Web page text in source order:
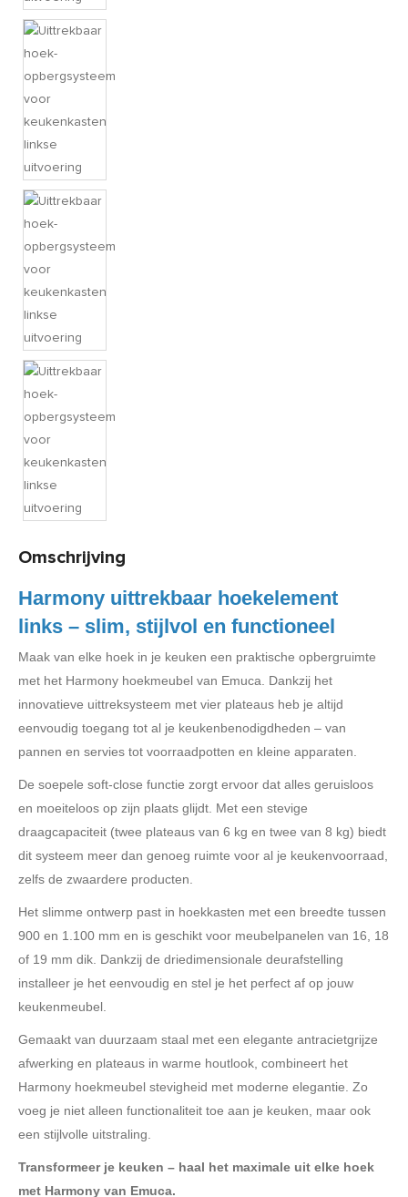
Omschrijving
Harmony uittrekbaar hoekelement
links – slim, stijlvol en functioneel
Maak van elke hoek in je keuken een praktische opbergruimte
met het Harmony hoekmeubel van Emuca. Dankzij het
innovatieve uittreksysteem met vier plateaus heb je altijd
eenvoudig toegang tot al je keukenbenodigdheden – van
pannen en servies tot voorraadpotten en kleine apparaten.
De soepele soft-close functie zorgt ervoor dat alles geruisloos
en moeiteloos op zijn plaats glijdt. Met een stevige
draagcapaciteit (twee plateaus van 6 kg en twee van 8 kg) biedt
dit systeem meer dan genoeg ruimte voor al je keukenvoorraad,
zelfs de zwaardere producten.
Het slimme ontwerp past in hoekkasten met een breedte tussen
900 en 1.100 mm en is geschikt voor meubelpanelen van 16, 18
of 19 mm dik. Dankzij de driedimensionale deurafstelling
installeer je het eenvoudig en stel je het perfect af op jouw
keukenmeubel.
Gemaakt van duurzaam staal met een elegante antracietgrijze
afwerking en plateaus in warme houtlook, combineert het
Harmony hoekmeubel stevigheid met moderne elegantie. Zo
voeg je niet alleen functionaliteit toe aan je keuken, maar ook
een stijlvolle uitstraling.
Transformeer je keuken – haal het maximale uit elke hoek
met Harmony van Emuca.